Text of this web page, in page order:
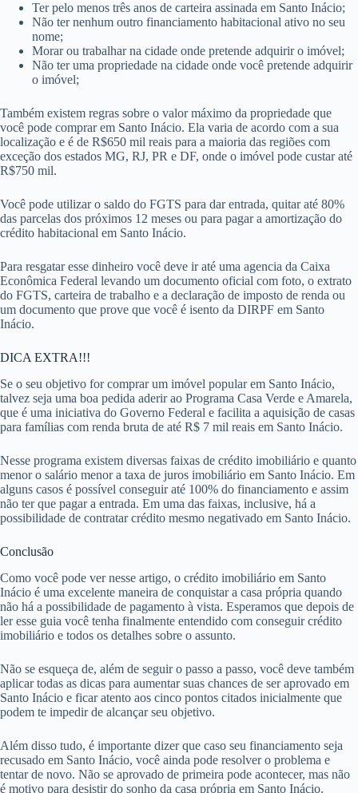
Ter pelo menos três anos de carteira assinada em Santo Inácio;
Não ter nenhum outro financiamento habitacional ativo no seu
nome;
Morar ou trabalhar na cidade onde pretende adquirir o imóvel;
Não ter uma propriedade na cidade onde você pretende adquirir
o imóvel;
Também existem regras sobre o valor máximo da propriedade que
você pode comprar em Santo Inácio. Ela varia de acordo com a sua
localização e é de R$650 mil reais para a maioria das regiões com
exceção dos estados MG, RJ, PR e DF, onde o imóvel pode custar até
R$750 mil.
Você pode utilizar o saldo do FGTS para dar entrada, quitar até 80%
das parcelas dos próximos 12 meses ou para pagar a amortização do
crédito habitacional em Santo Inácio.
Para resgatar esse dinheiro você deve ir até uma agencia da Caixa
Econômica Federal levando um documento oficial com foto, o extrato
do FGTS, carteira de trabalho e a declaração de imposto de renda ou
um documento que prove que você é isento da DIRPF em Santo
Inácio.
DICA EXTRA!!!
Se o seu objetivo for comprar um imóvel popular em Santo Inácio,
talvez seja uma boa pedida aderir ao Programa Casa Verde e Amarela,
que é uma iniciativa do Governo Federal e facilita a aquisição de casas
para famílias com renda bruta de até R$ 7 mil reais em Santo Inácio.
Nesse programa existem diversas faixas de crédito imobiliário e quanto
menor o salário menor a taxa de juros imobiliário em Santo Inácio. Em
alguns casos é possível conseguir até 100% do financiamento e assim
não ter que pagar a entrada. Em uma das faixas, inclusive, há a
possibilidade de contratar crédito mesmo negativado em Santo Inácio.
Conclusão
Como você pode ver nesse artigo, o crédito imobiliário em Santo
Inácio é uma excelente maneira de conquistar a casa própria quando
não há a possibilidade de pagamento à vista. Esperamos que depois de
ler esse guia você tenha finalmente entendido com conseguir crédito
imobiliário e todos os detalhes sobre o assunto.
Não se esqueça de, além de seguir o passo a passo, você deve também
aplicar todas as dicas para aumentar suas chances de ser aprovado em
Santo Inácio e ficar atento aos cinco pontos citados inicialmente que
podem te impedir de alcançar seu objetivo.
Além disso tudo, é importante dizer que caso seu financiamento seja
recusado em Santo Inácio, você ainda pode resolver o problema e
tentar de novo. Não se aprovado de primeira pode acontecer, mas não
é motivo para desistir do sonho da casa própria em Santo Inácio.